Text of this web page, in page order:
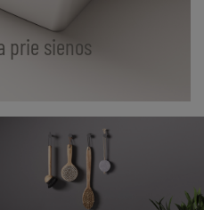
prie sienos